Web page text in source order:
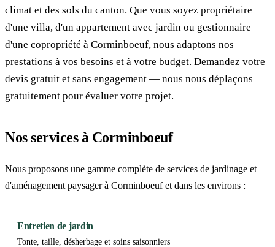
climat et des sols du canton. Que vous soyez propriétaire
d'une villa, d'un appartement avec jardin ou gestionnaire
d'une copropriété à Corminboeuf, nous adaptons nos
prestations à vos besoins et à votre budget. Demandez votre
devis gratuit et sans engagement — nous nous déplaçons
gratuitement pour évaluer votre projet.
Nos services à Corminboeuf
Nous proposons une gamme complète de services de jardinage et
d'aménagement paysager à Corminboeuf et dans les environs :
Entretien de jardin
Tonte, taille, désherbage et soins saisonniers